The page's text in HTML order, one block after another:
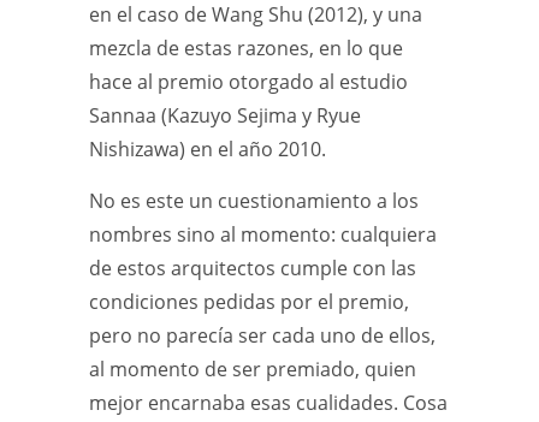
en el caso de Wang Shu (2012), y una
mezcla de estas razones, en lo que
hace al premio otorgado al estudio
Sannaa (Kazuyo Sejima y Ryue
Nishizawa) en el año 2010.
No es este un cuestionamiento a los
nombres sino al momento: cualquiera
de estos arquitectos cumple con las
condiciones pedidas por el premio,
pero no parecía ser cada uno de ellos,
al momento de ser premiado, quien
mejor encarnaba esas cualidades. Cosa